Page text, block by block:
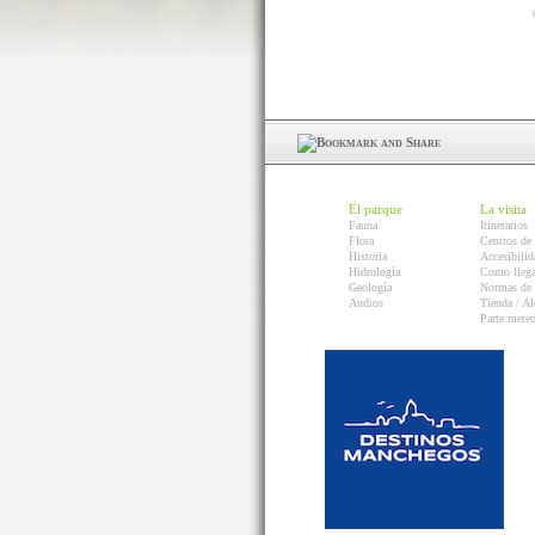
El parque
Fauna
Flora
Historia
Hidrología
Geología
Audios
La visita
Itinerarios
Centros de
Como
Normas
Tienda /
Parte